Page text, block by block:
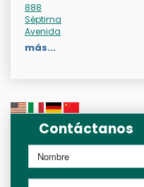
888
Séptima
Avenida
más...
Contáctanos